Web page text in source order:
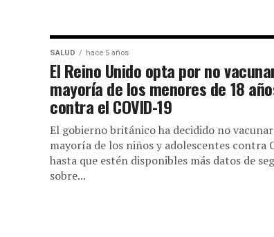
SALUD hace 5 años
El Reino Unido opta por no
mayoría de los menores de 18
contra el COVID-19
El gobierno británico ha decidido no
mayoría de los niños y adolescentes contra
hasta que estén disponibles más datos de
sobre...